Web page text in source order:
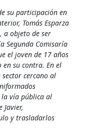
su participación en
Tomás Esparza
a objeto de ser
Segunda Comisarí­a
el joven de 17 años
su contra. En el
cercano al
la ví­a pública al
Javier,
y trasladarlos